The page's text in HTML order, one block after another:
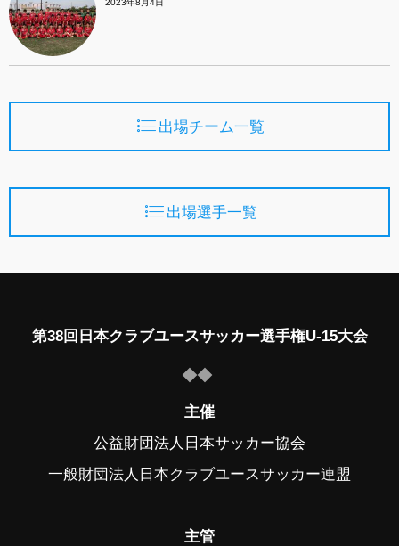
出場チーム一覧
出場選手一覧
第38回日本クラブユースサッカー選手権U-15大会
主催
公益財団法人日本サッカー協会
一般財団法人日本クラブユースサッカー連盟
主管